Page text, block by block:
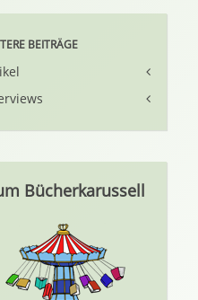
BEITRÄGE
Bücherkarussell